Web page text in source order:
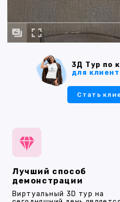
3Д Тур по
для
Стать
Лучший способ
демонстрации
Виртуальный 3D тур на